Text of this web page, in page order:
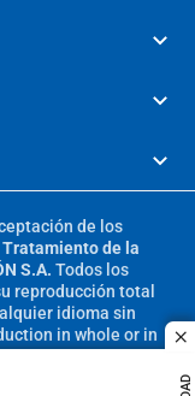
de los
de la
S.A. Todos los
reproducción total
idioma sin
in whole or in